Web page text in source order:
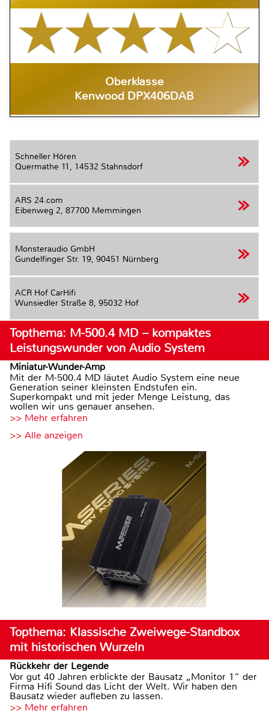
Oberklasse
Kenwood DPX406DAB
Schneller Hören
Quermathe 11, 14532 Stahnsdorf
ARS 24.com
Eibenweg 2, 87700 Memmingen
Monsteraudio GmbH
Gundelfinger Str. 19, 90451 Nürnberg
ACR Hof CarHifi
Wunsiedler Straße 8, 95032 Hof
Topthema: M-500.4 MD – kompaktes
Leistungswunder von Audio System
Miniatur-Wunder-Amp
Mit der M-500.4 MD läutet Audio System eine neue
Generation seiner kleinsten Endstufen ein.
Superkompakt und mit jeder Menge Leistung, das
wollen wir uns genauer ansehen.
>> Mehr erfahren
>> Alle anzeigen
Topthema: Klassische Zweiwege-Standbox
mit historischen Wurzeln
Rückkehr der Legende
Vor gut 40 Jahren erblickte der Bausatz „Monitor 1“ der
Firma Hifi Sound das Licht der Welt. Wir haben den
Bausatz wieder aufleben zu lassen.
>> Mehr erfahren